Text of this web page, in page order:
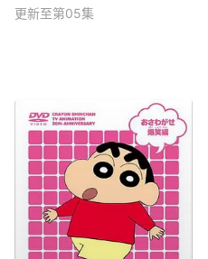
更新至第05集